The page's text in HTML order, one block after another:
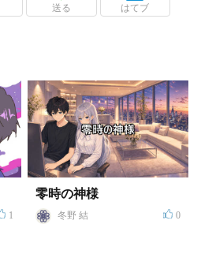
送る はてブ
1
零時の神様
冬野 結 0